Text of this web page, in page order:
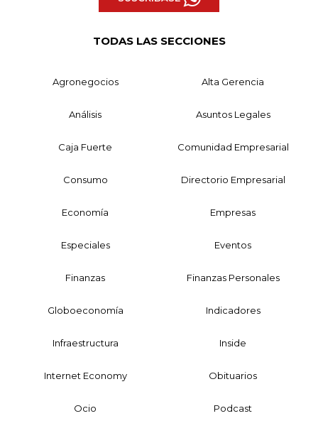
TODAS LAS SECCIONES
Agronegocios Alta Gerencia
Análisis Asuntos Legales
Caja Fuerte Comunidad Empresarial
Consumo Directorio Empresarial
Economía Empresas
Especiales Eventos
Finanzas Finanzas Personales
Globoeconomía Indicadores
Infraestructura Inside
Internet Economy Obituarios
Ocio Podcast